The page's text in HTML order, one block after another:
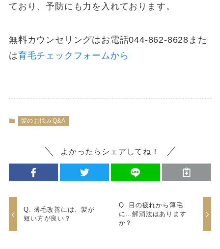
ており、予防にも力を入れております。
無料カウンセリングはお電話044-862-8628また
は育毛チェックフォームから
髪のお悩みQ&A
よかったらシェアしてね！
Q. 薄毛改善には、髪が
短い方が良い？
Q. 目の疲れから薄毛
に…解消法はあります
か？